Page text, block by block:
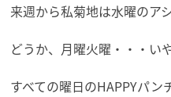
来週から私菊地は水曜のア
どうか、月曜火曜・・・い
すべての曜日のHAPPYパ